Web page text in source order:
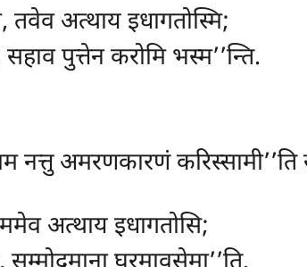
तवेव अत्थाय इधागतोस्मि;
पुत्तेन करोमि भस्म’’न्ति.
नत्तु अमरणकारणं करिस्सामी’’ति
अत्थाय इधागतोसि;